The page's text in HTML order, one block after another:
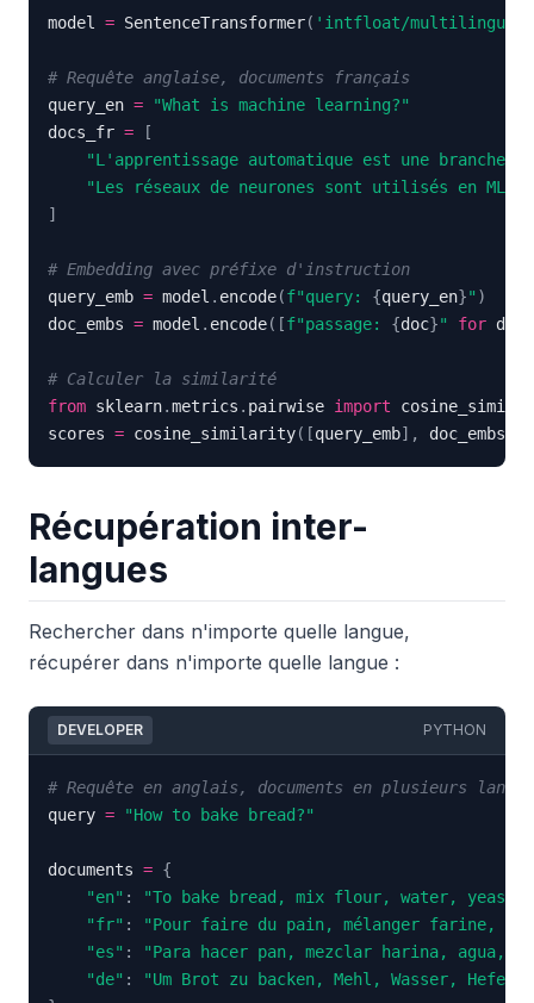
model = SentenceTransformer( 'intfloat/
# Requête anglaise, documents français
query_en =
"What is machine learning?"
docs_fr =
[
"L'apprentissage automatique est une branche
"Les réseaux de neurones sont utilisés en ML"
]
# Embedding avec préfixe d'instruction
query_emb = model . encode(f"query: {query_en}" )
doc_embs = model . encode( [f"passage: {doc}" for doc
# Calculer la similarité
from sklearn.metrics . pairwise import
scores = cosine_similarity( [query_emb] , doc_embs
Récupération inter-
langues
Rechercher dans n'importe quelle langue,
récupérer dans n'importe quelle langue :
DEVELOPER PYTHON
# Requête en anglais, documents en plusieurs
query = "How to bake bread?"
documents = {
"en" :
"To bake bread, mix flour, water,
"fr" :
"Pour faire du pain, mélanger farine,
"es" :
"Para hacer pan, mezclar harina, agua,
"de" :
"Um Brot zu backen, Mehl, Wasser, Hefe